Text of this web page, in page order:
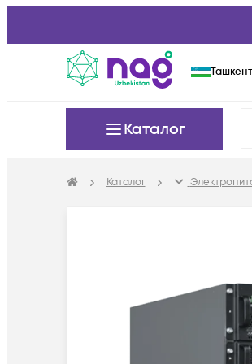
Ташкент
Каталог
Каталог